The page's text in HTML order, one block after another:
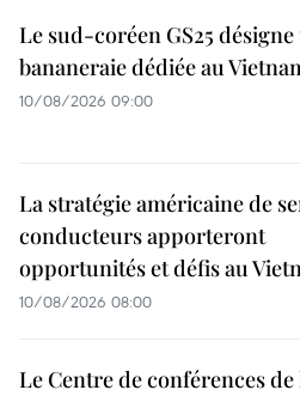
Le sud-coréen GS25
bananeraie dédiée au
10/08/2026 09:00
La stratégie américaine de
conducteurs apporteront
opportunités et défis au
10/08/2026 08:00
Le Centre de conférences de